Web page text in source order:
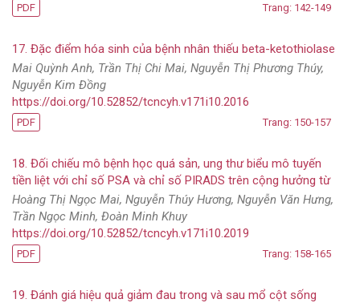
PDF Trang: 142-149
17. Đặc điểm hóa sinh của bệnh nhân thiếu beta-ketothiolase
Mai Quỳnh Anh, Trần Thị Chi Mai, Nguyễn Thị Phương Thúy,
Nguyễn Kim Đồng
https://doi.org/10.52852/tcncyh.v171i10.2016
PDF Trang: 150-157
18. Đối chiếu mô bệnh học quá sản, ung thư biểu mô tuyến
tiền liệt với chỉ số PSA và chỉ số PIRADS trên cộng hưởng từ
Hoàng Thị Ngọc Mai, Nguyễn Thúy Hương, Nguyễn Văn Hưng,
Trần Ngọc Minh, Đoàn Minh Khuy
https://doi.org/10.52852/tcncyh.v171i10.2019
PDF Trang: 158-165
19. Đánh giá hiệu quả giảm đau trong và sau mổ cột sống